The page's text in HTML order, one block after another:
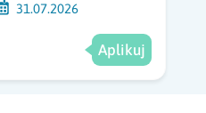
31.07.2026
Aplikuj